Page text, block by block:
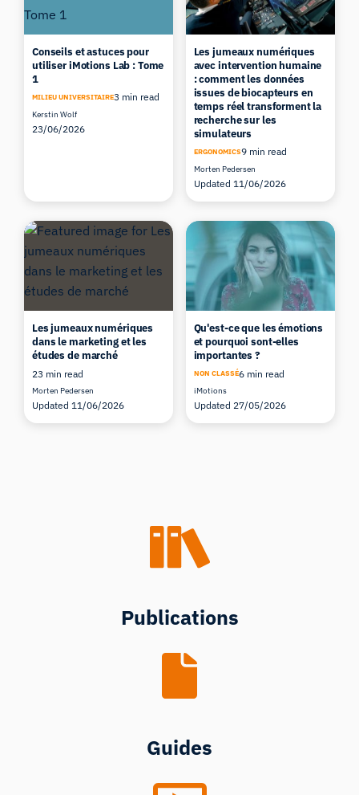
Conseils et astuces pour
utiliser iMotions Lab : Tome
1
MILIEU UNIVERSITAIRE3 min read
Kerstin Wolf
23/06/2026
Les jumeaux numériques
avec intervention humaine
: comment les données
issues de biocapteurs en
temps réel transforment la
recherche sur les
simulateurs
ERGONOMICS9 min read
Morten Pedersen
Updated 11/06/2026
Les jumeaux numériques
dans le marketing et les
études de marché
23 min read
Morten Pedersen
Updated 11/06/2026
Qu'est-ce que les émotions
et pourquoi sont-elles
importantes ?
NON CLASSÉ6 min read
iMotions
Updated 27/05/2026
Publications
Guides
Posez des questions sur les méthodes de
recherche, les produits, les capteurs, les SDK,
souhaitez étudier.